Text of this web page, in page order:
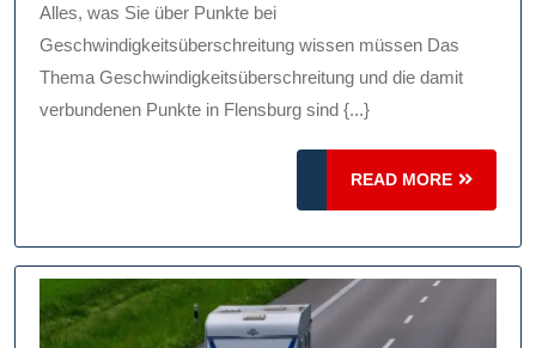
Alles, was Sie über Punkte bei
Geschwindigkeitsüberschreitung wissen müssen Das
Thema Geschwindigkeitsüberschreitung und die damit
verbundenen Punkte in Flensburg sind {...}
READ MORE
READ
MORE